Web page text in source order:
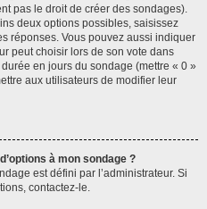
pas le droit de créer des sondages).
deux options possibles, saisissez
réponses. Vous pouvez aussi indiquer
peut choisir lors de son vote dans
en jours du sondage (mettre « 0 »
aux utilisateurs de modifier leur
à mon sondage ?
est défini par l’administrateur. Si
contactez-le.